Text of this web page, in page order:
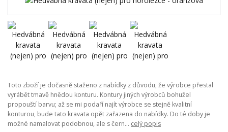
Toto zboží je dočasně staženo z nabídky z důvodu, že výrobce přestal
vyrábět tmavě hnědou konturu. Kontury jiných výrobců bohužel
propouští barvu; až se mi podaří najít výrobce se stejně kvalitní
konturou, bude tato kravata opět zařazena do nabídky. Do té doby je
možné namalovat podobnou, ale s čern... celý popis